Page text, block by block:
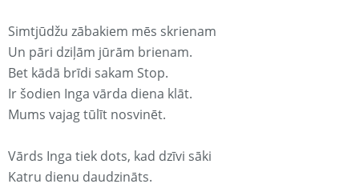
Simtjūdžu zābakiem mēs skrienam
Un pāri dziļām jūrām brienam.
Bet kādā brīdi sakam Stop.
Ir šodien Inga vārda diena klāt.
Mums vajag tūlīt nosvinēt.
Vārds Inga tiek dots, kad dzīvi sāki
Katru dienu daudzināts.